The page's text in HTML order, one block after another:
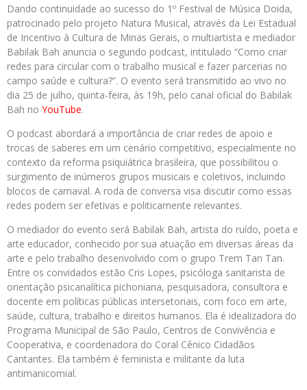
Dando continuidade ao sucesso do 1º Festival de Música Doida,
patrocinado pelo projeto Natura Musical, através da Lei Estadual
de Incentivo à Cultura de Minas Gerais, o multiartista e mediador
Babilak Bah anuncia o segundo podcast, intitulado “Como criar
redes para circular com o trabalho musical e fazer parcerias no
campo saúde e cultura?”. O evento será transmitido ao vivo no
dia 25 de julho, quinta-feira, às 19h, pelo canal oficial do Babilak
Bah no YouTube.
O podcast abordará a importância de criar redes de apoio e
trocas de saberes em um cenário competitivo, especialmente no
contexto da reforma psiquiátrica brasileira, que possibilitou o
surgimento de inúmeros grupos musicais e coletivos, incluindo
blocos de carnaval. A roda de conversa visa discutir como essas
redes podem ser efetivas e politicamente relevantes.
O mediador do evento será Babilak Bah, artista do ruído, poeta e
arte educador, conhecido por sua atuação em diversas áreas da
arte e pelo trabalho desenvolvido com o grupo Trem Tan Tan.
Entre os convidados estão Cris Lopes, psicóloga sanitarista de
orientação psicanalítica pichoniana, pesquisadora, consultora e
docente em políticas públicas intersetoriais, com foco em arte,
saúde, cultura, trabalho e direitos humanos. Ela é idealizadora do
Programa Municipal de São Paulo, Centros de Convivência e
Cooperativa, e coordenadora do Coral Cênico Cidadãos
Cantantes. Ela também é feminista e militante da luta
antimanicomial.